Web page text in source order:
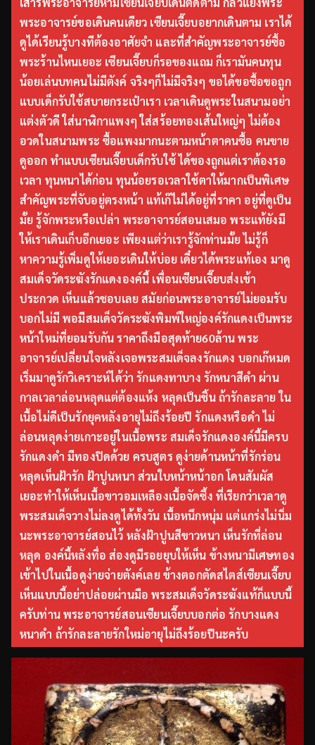
พระอาจารย์ขอเดินคนเดียว เซียนเจี๊ยบอยากเดินตาม เราได้
ดูได้เรียนรู้บางทีต้องอาศัยจำ และที่สำคัญพระอาจารย์ซื้อ
พระร้านไหนเยอะ เซียนเจี๊ยบก็รอของแถม ก็เรามันคนทุน
น้อยเล่นบทคนไม่มีตังค์ จริงๆก็ไม่มีจริงๆ ขอได้ขอซื้อขอถูก
แบบเด็กรับใช้สบายกระเป๋าเรา เวลาเดินดูพระในสนามอย่า
แต่งตัวดี ใส่นาฬิกาแพงๆ ใส่สร้อยทองเส้นใหญ่ๆ ไม่ต้อง
อวดในสนามพระ ซื้อแพงมากนะตามหน้าตาคนซื้อ คนขาย
ดูออก ทำแบบเซียนเจี๊ยบเด็กรับใช้ ได้ของถูกแต่เราต้องรอ
เวลา ทุนหนาได้ก่อน ทุนน้อยรอเวลาใช้ตาให้มากเป็นพิเศษ
สำคัญพระที่จับอยู่ตรงหน้า แท้เก๊ไม่ได้อยู่ที่ราคา อยู่ที่ดูเป็น
มั้ย รู้จักพระหรือเปล่า พระอาจารย์สอนเสมอ พระแท้ยังมี
ให้เราเดินเก็บอีกเยอะ เพียงแต่ว่าเรารู้จักท่านมั้ย ไม่รู้ก็
หาความรู้เพิ่มดูให้เยอะเดินให้บ่อย เดี๋ยวได้พระแท้เอง มาดู
สมเด็จวัดระฆังรักแดงองค์นี้ เพื่อนเซียนเจี๊ยบส่งเข้า
ประกวด เห็นแล้วชอบเลย สมัยก่อนพระอาจารย์ไม่ยอมรับ
บอกไม่มี พอมีสมเด็จวัดระฆังพิมพ์ใหญ่องค์รักแดงเป็นพระ
หน้าใหม่ที่ยอมรับกัน ราคาถึงมือสุดท้าย60ล้าน พระ
อาจารย์เปลี่ยนใจหลังเจอพระสมเด็จลงรักแดง บอกเก๊หมด
เริ่มมาดูรักวิเคราะห์ได้ว่า รักแดงทาบาง รักหนาสีดำ ผ่าน
กาลเวลาล่อนหลุดแต่ต้องแห้ง หลุดเป็นชิ้น ถ้ารักละลาย ใน
เนื้อไม่ดีเป็นรักยุคหลังอายุไม่ถึงร้อยปี รักแดงหรือดำ ไม่
ล่อนหลุดง่ายเกาะอยู่ในเนื้อพระ สมเด็จรักแดงองค์นี้มีครบ
รักแดงดำ มีทองปิดด้วย ครบสูตร ดูง่ายด้านหน้าที่รักร่อน
หลุดเห็นฝ้ารัก ฝ้าปูนหนา ส่วนใบหน้าหน้าอก โดนสัมผัส
เยอะทำให้เห็นเนื้อขาวอมเหลืองเนื้อจัดซึ้ง ที่เรียกว่าเวลาดู
พระสมเด็จวางไม่ลงดูได้ทั้งวัน เนื้อหนึกหนุ่ม แต่แกร่งไม่นิ่ม
นะพระอาจารย์สอนไว้ หลังฝ้าปูนสีขาวหนา เห็นรักที่ล่อน
หลุด องค์นี้หลังทื่อ ส่องดูมีรอยยุบให้เห็น ข้างหนามีเศษทอง
เข้าไปในเนื้อดูง่ายจ่ายตังค์เลย ข้างตอกตัดสไตส์เซียนเจี๊ยบ
เห็นแบบนี้อย่าปล่อยผ่านมือ พระสมเด็จวัดระฆังแท้ก็แบบนี้
ครับท่าน พระอาจารย์สอนเซียนเจี๊ยบบอกต่อ รักบางแดง
หนาดำ ถ้ารักละลายรักใหม่อายุไม่ถึงร้อยปีนะครับ